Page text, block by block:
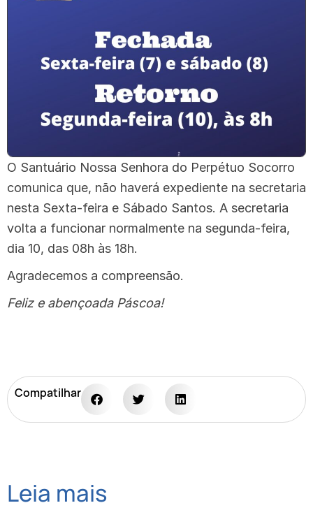
O Santuário Nossa Senhora do Perpétuo Socorro
comunica que, não haverá expediente na secretaria
nesta Sexta-feira e Sábado Santos. A secretaria
volta a funcionar normalmente na segunda-feira,
dia 10, das 08h às 18h.
Agradecemos a compreensão.
Feliz e abençoada Páscoa!
Compatilhar
Leia mais